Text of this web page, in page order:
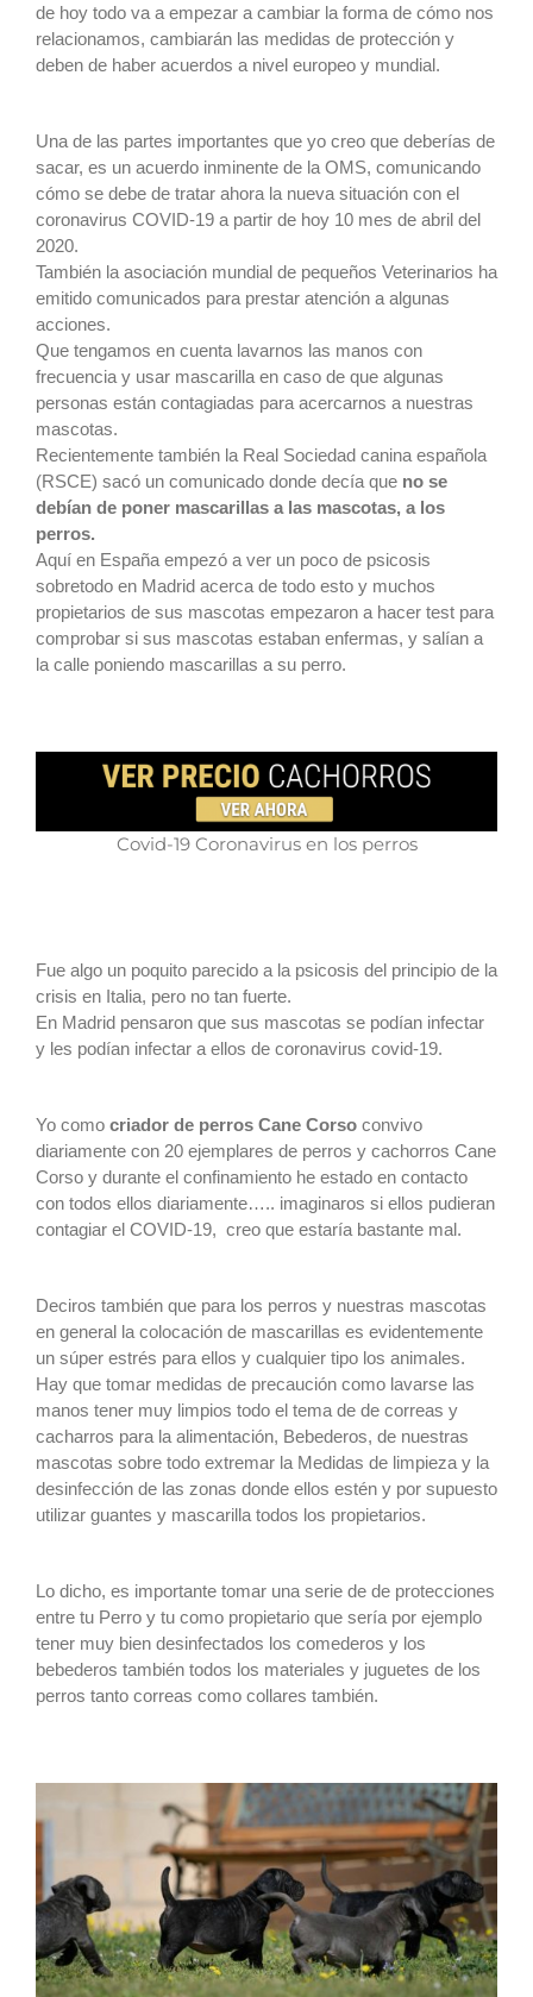
de hoy todo va a empezar a cambiar la forma de cómo nos
relacionamos, cambiarán las medidas de protección y
deben de haber acuerdos a nivel europeo y mundial.
Una de las partes importantes que yo creo que deberías de
sacar, es un acuerdo inminente de la OMS, comunicando
cómo se debe de tratar ahora la nueva situación con el
coronavirus COVID-19 a partir de hoy 10 mes de abril del
2020.
También la asociación mundial de pequeños Veterinarios ha
emitido comunicados para prestar atención a algunas
acciones.
Que tengamos en cuenta lavarnos las manos con
frecuencia y usar mascarilla en caso de que algunas
personas están contagiadas para acercarnos a nuestras
mascotas.
Recientemente también la Real Sociedad canina española
(RSCE) sacó un comunicado donde decía que no se
debían de poner mascarillas a las mascotas, a los
perros.
Aquí en España empezó a ver un poco de psicosis
sobretodo en Madrid acerca de todo esto y muchos
propietarios de sus mascotas empezaron a hacer test para
comprobar si sus mascotas estaban enfermas, y salían a
la calle poniendo mascarillas a su perro.
Covid-19 Coronavirus en los perros
Fue algo un poquito parecido a la psicosis del principio de la
crisis en Italia, pero no tan fuerte.
En Madrid pensaron que sus mascotas se podían infectar
y les podían infectar a ellos de coronavirus covid-19.
Yo como criador de perros Cane Corso convivo
diariamente con 20 ejemplares de perros y cachorros Cane
Corso y durante el confinamiento he estado en contacto
con todos ellos diariamente….. imaginaros si ellos pudieran
contagiar el COVID-19, creo que estaría bastante mal.
Deciros también que para los perros y nuestras mascotas
en general la colocación de mascarillas es evidentemente
un súper estrés para ellos y cualquier tipo los animales.
Hay que tomar medidas de precaución como lavarse las
manos tener muy limpios todo el tema de de correas y
cacharros para la alimentación, Bebederos, de nuestras
mascotas sobre todo extremar la Medidas de limpieza y la
desinfección de las zonas donde ellos estén y por supuesto
utilizar guantes y mascarilla todos los propietarios.
Lo dicho, es importante tomar una serie de de protecciones
entre tu Perro y tu como propietario que sería por ejemplo
tener muy bien desinfectados los comederos y los
bebederos también todos los materiales y juguetes de los
perros tanto correas como collares también.